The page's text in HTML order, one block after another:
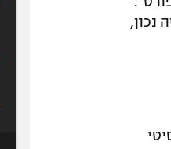
נכון,
סיטי